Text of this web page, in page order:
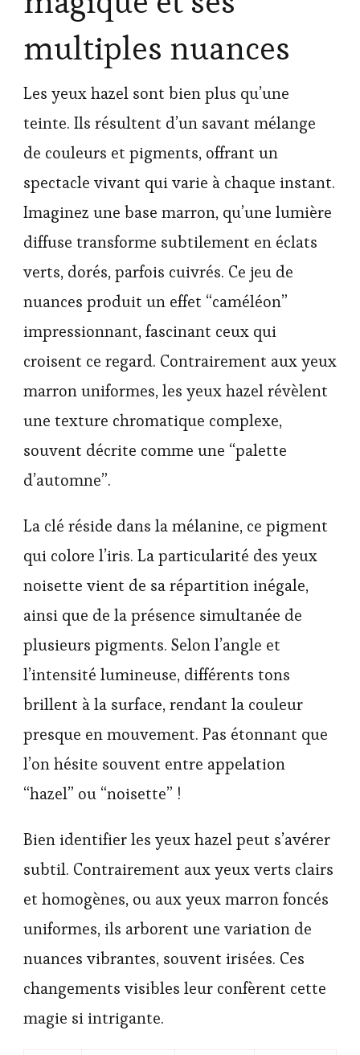
multiples nuances
Les yeux hazel sont bien plus qu’une
teinte. Ils résultent d’un savant mélange
de couleurs et pigments, offrant un
spectacle vivant qui varie à chaque instant.
Imaginez une base marron, qu’une lumière
diffuse transforme subtilement en éclats
verts, dorés, parfois cuivrés. Ce jeu de
nuances produit un effet “caméléon”
impressionnant, fascinant ceux qui
croisent ce regard. Contrairement aux yeux
marron uniformes, les yeux hazel révèlent
une texture chromatique complexe,
souvent décrite comme une “palette
d’automne”.
La clé réside dans la mélanine, ce pigment
qui colore l’iris. La particularité des yeux
noisette vient de sa répartition inégale,
ainsi que de la présence simultanée de
plusieurs pigments. Selon l’angle et
l’intensité lumineuse, différents tons
brillent à la surface, rendant la couleur
presque en mouvement. Pas étonnant que
l’on hésite souvent entre appelation
“hazel” ou “noisette” !
Bien identifier les yeux hazel peut s’avérer
subtil. Contrairement aux yeux verts clairs
et homogènes, ou aux yeux marron foncés
uniformes, ils arborent une variation de
nuances vibrantes, souvent irisées. Ces
changements visibles leur confèrent cette
magie si intrigante.